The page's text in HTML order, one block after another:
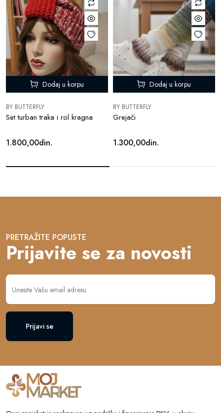
Dodaj u korpu
BY BUTTERFLY
Set turban traka i rol kragna
1.800,00din.
Dodaj u korpu
BY BUTTERFLY
Grejači
1.300,00din.
PRETRAŽITE POPUSTE
Prijavite se za novosti
Prijavi se